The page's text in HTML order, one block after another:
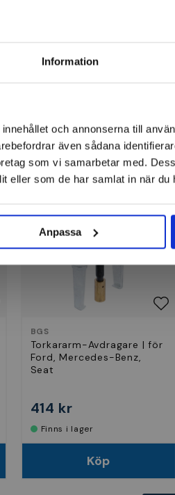
Information
och annonserna till
även sådana
som vi samarbetar med.
eller som de har samlat in när du
Anpassa
26,5 mm | för Audi Q7
Finns i lager
Köp
BGS
Torkararm-Avdragare | för
Ford, Mercedes-Benz,
Seat
414 kr
Finns i lager
Köp